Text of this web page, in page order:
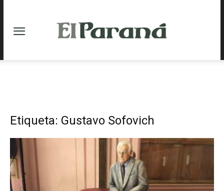
Etiqueta: Gustavo Sofovich